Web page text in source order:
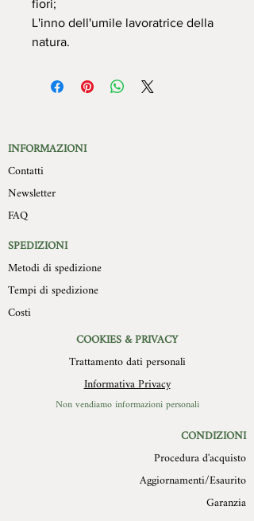
fiori;
L'inno dell'umile lavoratrice della
natura.
INFORMAZIONI
Contatti
Newsletter
FAQ
SPEDIZIONI
Metodi di spedizione
Tempi di spedizione
Costi
COOKIES & PRIVACY
Trattamento dati personali
Informativa Privacy
Non vendiamo informazioni personali
CONDIZIONI
Procedura d'acquisto
Aggiornamenti/Esaurito
Garanzia